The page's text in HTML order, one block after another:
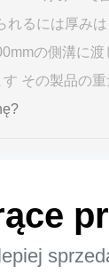
れるには厚み
の側溝に渡
その製品の重